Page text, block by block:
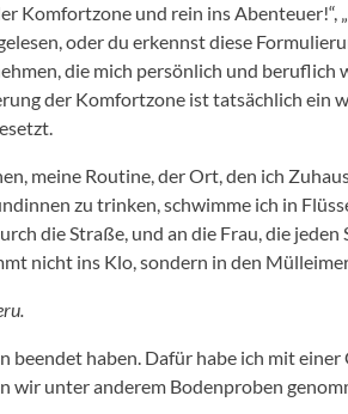
Komfortzone und rein ins Abenteuer!“,
oder du erkennst diese
die mich persönlich und beruflich
der Komfortzone ist tatsächlich ein
meine Routine, der Ort, den ich
zu trinken, schwimme ich in
die Straße, und an die Frau, die jeden
nicht ins Klo, sondern in den
haben. Dafür habe ich mit
unter anderem Bodenproben